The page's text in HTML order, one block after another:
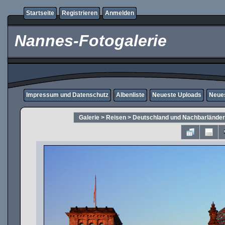
Startseite Registrieren Anmelden
Nannes-Fotogalerie
Impressum und Datenschutz Albenliste Neueste Uploads
Galerie> Reisen> Deutschland und Nachbarländer